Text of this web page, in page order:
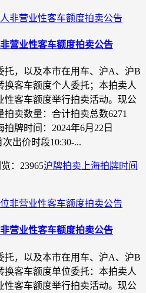
营业性客车额度拍卖公告
托，以及本市在用车、沪A、沪B
换客车额度个人委托；本拍卖人
性客车额度举行拍卖活动。现公
卖数量：合计拍卖总数6271
牌时间：2024年6月22日
次出价时段10:30-...
：23965沪牌拍卖 上海拍牌时间
营业性客车额度拍卖公告
托，以及本市在用车、沪A、沪B
换客车额度单位委托：本拍卖人
性客车额度举行拍卖活动。现公